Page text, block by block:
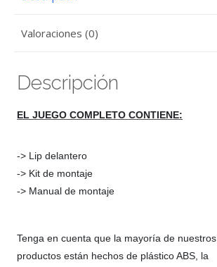
Valoraciones (0)
Descripción
EL JUEGO COMPLETO CONTIENE:
-> Lip delantero
-> Kit de montaje
-> Manual de montaje
Tenga en cuenta que la mayoría de nuestros
productos están hechos de plástico ABS, la